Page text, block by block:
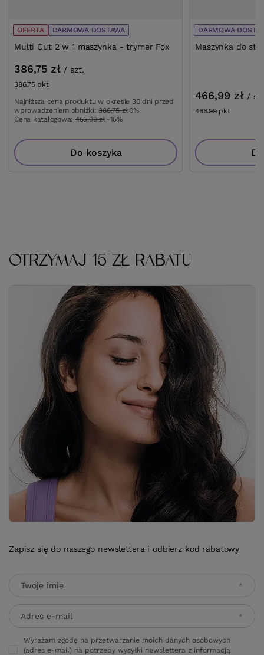
OFERTA DARMOWA DOSTAWA
Multi Cut 2 w 1 maszynka - trymer Fox
386,75 zł / szt.
386.75 pktpunktów
Najniższa cena produktu w okresie 30 dni przed
wprowadzeniem obniżki:386,75 zł 0%
Cena katalogowa: 455,00 zł -15%
Do koszyka
DARMOWA
Maszynka do
466,99 zł /
466.99 pktpunktów
OTRZYMAJ 15 ZŁ RABATU
Zapisz się do naszego newslettera i odbierz kod rabatowy
Twoje imię
Adres e-mail
Wyrażam zgodę na przetwarzanie moich danych osobowych
(adres e-mail) na potrzeby wysyłki newslettera z informacją